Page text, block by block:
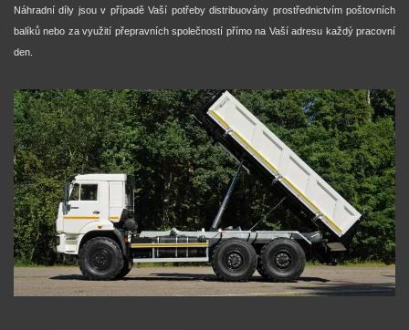
Náhradní díly jsou v případě Vaší potřeby distribuovány prostřednictvím poštovních
balíků nebo za využití přepravních společností přímo na Vaší adresu každý pracovní
den.